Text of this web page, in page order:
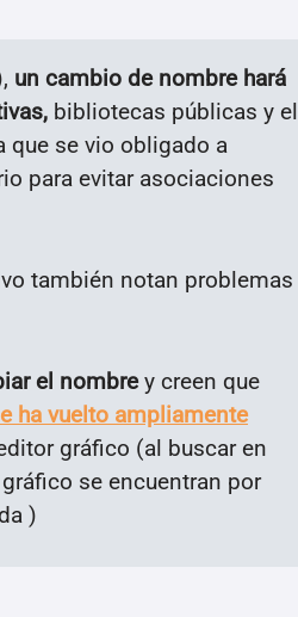
un cambio de nombre hará
bibliotecas públicas y el
que se vio obligado a
para evitar asociaciones
también notan problemas
el nombrey creen que
ha vuelto ampliamente
gráfico (al buscar en
se encuentran por
)